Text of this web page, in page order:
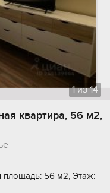
1из14
квартира, 56 м2,
площадь: 56 м2, Этаж: